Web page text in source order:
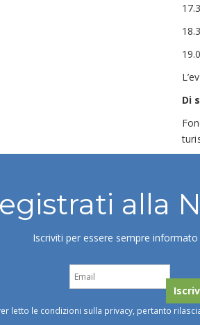
Di
alla
Iscriviti per essere sempre
letto le condizioni sulla privacy, pertanto